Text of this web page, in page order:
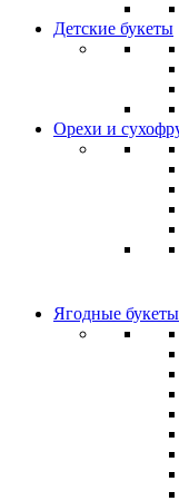
Детские букеты
Орехи и
Ягодные букеты